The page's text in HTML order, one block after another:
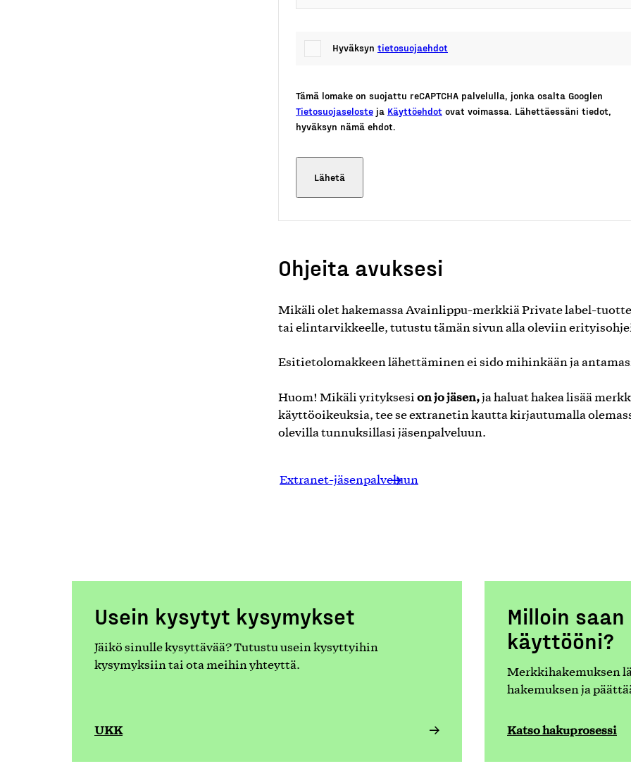
Hyväksyn tietosuojaehdot
Tämä lomake on suojattu reCAPTCHA palvelulla, jonka osalta Googlen
Tietosuojaseloste ja Käyttöehdot ovat voimassa. Lähettäessäni tiedot,
hyväksyn nämä ehdot.
Ohjeita avuksesi
Mikäli olet hakemassa Avainlippu-merkkiä Private label-
tai elintarvikkeelle, tutustu tämän sivun alla oleviin
Esitietolomakkeen lähettäminen ei sido mihinkään ja
Huom! Mikäli yrityksesi on jo jäsen,ja haluat hakea lisää
käyttöoikeuksia, tee se extranetin kautta kirjautumalla
olevilla tunnuksillasi jäsenpalveluun.
Extranet-jäsenpalveluun
Usein kysytyt kysymykset
Jäikö sinulle kysyttävää? Tutustu usein kysyttyihin
kysymyksiin tai ota meihin yhteyttä.
UKK
Milloin
käyttööni?
Merkkihakemuksen
hakemuksen ja
Katso hakuprosessi